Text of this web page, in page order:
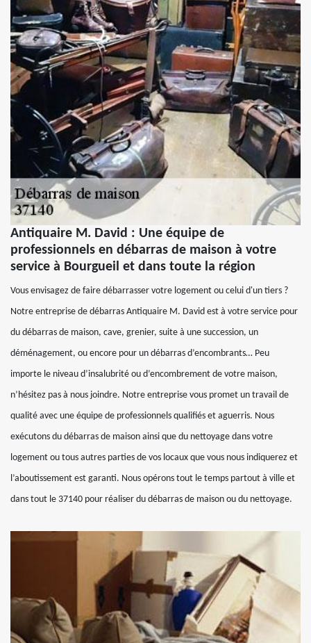
Antiquaire M. David : Une équipe de
professionnels en débarras de maison à votre
service à Bourgueil et dans toute la région
Vous envisagez de faire débarrasser votre logement ou celui d'un tiers ?
Notre entreprise de débarras Antiquaire M. David est à votre service pour
du débarras de maison, cave, grenier, suite à une succession, un
déménagement, ou encore pour un débarras d’encombrants… Peu
importe le niveau d’insalubrité ou d’encombrement de votre maison,
n’hésitez pas à nous joindre. Notre entreprise vous promet un travail de
qualité avec une équipe de professionnels qualifiés et aguerris. Nous
exécutons du débarras de maison ainsi que du nettoyage dans votre
logement ou tous autres parties de vos locaux que vous nous indiquerez et
l’aboutissement est garanti. Nous opérons tout le temps partout à ville et
dans tout le 37140 pour réaliser du débarras de maison ou du nettoyage.